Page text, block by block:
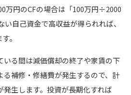
万円のCFの場合は「100万円÷2000
自己資金で高収益が得られれば、
。
いる間は減価償却の終了や家賃の下
る補修・修繕費が発生するので、計
生します。投資が長期化すれば